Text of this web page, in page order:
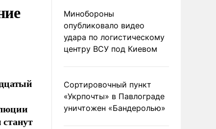
Минобороны
опубликовало видео
удара по логистическому
центру ВСУ под Киевом
Сортировочный пункт
«Укрпочты» в Павлограде
уничтожен «Бандеролью»